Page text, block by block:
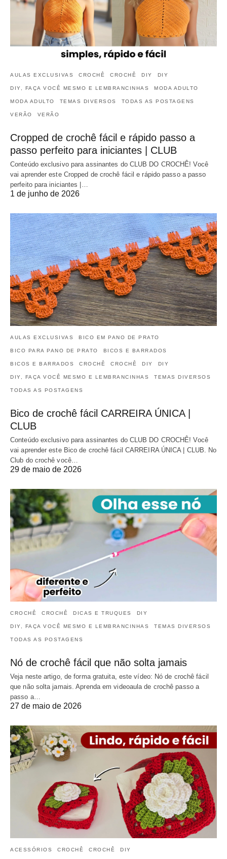
AULAS EXCLUSIVAS CROCHÊ CROCHÊ DIY DIY
DIY, FAÇA VOCÊ MESMO E LEMBRANCINHAS MODA ADULTO
MODA ADULTO TEMAS DIVERSOS TODAS AS POSTAGENS
VERÃO VERÃO
Cropped de crochê fácil e rápido passo a
passo perfeito para iniciantes | CLUB
Conteúdo exclusivo para assinantes do CLUB DO CROCHÊ! Você
vai aprender este Cropped de crochê fácil e rápido passo a passo
perfeito para iniciantes |…
1 de junho de 2026
AULAS EXCLUSIVAS BICO EM PANO DE PRATO
BICO PARA PANO DE PRATO BICOS E BARRADOS
BICOS E BARRADOS CROCHÊ CROCHÊ DIY DIY
DIY, FAÇA VOCÊ MESMO E LEMBRANCINHAS TEMAS DIVERSOS
TODAS AS POSTAGENS
Bico de crochê fácil CARREIRA ÚNICA |
CLUB
Conteúdo exclusivo para assinantes do CLUB DO CROCHÊ! Você
vai aprender este Bico de crochê fácil CARREIRA ÚNICA | CLUB. No
Club do crochê você…
29 de maio de 2026
CROCHÊ CROCHÊ DICAS E TRUQUES DIY
DIY, FAÇA VOCÊ MESMO E LEMBRANCINHAS TEMAS DIVERSOS
TODAS AS POSTAGENS
Nó de crochê fácil que não solta jamais
Veja neste artigo, de forma gratuita, este vídeo: Nó de crochê fácil
que não solta jamais. Aprenda em videoaula de crochê passo a
passo a…
27 de maio de 2026
ACESSÓRIOS CROCHÊ CROCHÊ DIY